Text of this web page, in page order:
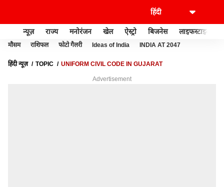
न्यूज़ राज्य मनोरंजन खेल ऐस्ट्रो बिजनेस लाइफस्टाइल
मौसम राशिफल फोटो गैलरी Ideas of India INDIA AT 2047
हिंदी न्यूज़ TOPIC UNIFORM CIVIL CODE IN GUJARAT
Advertisement